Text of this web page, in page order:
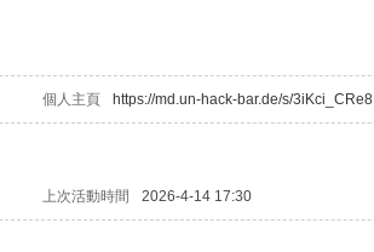
個人主頁 https://md.un-hack-bar.de/s/3iKci_CRe8
上次活動時間 2026-4-14 17:30